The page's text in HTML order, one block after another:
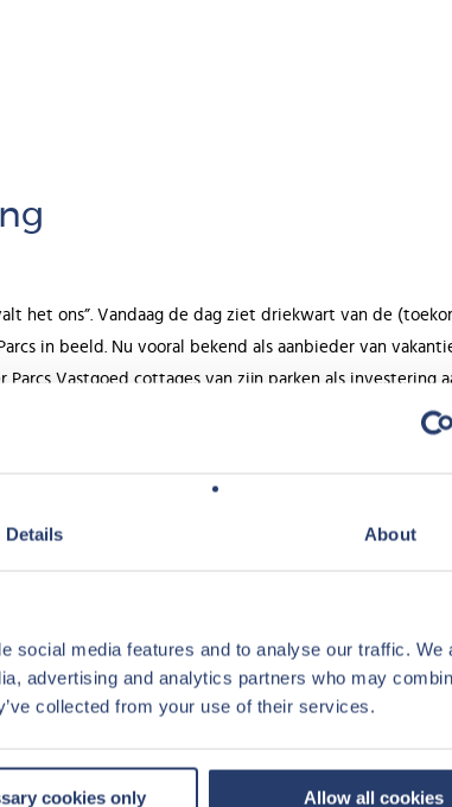
Details About
social media features and to analyse our traffic. We
advertising and analytics partners who may
collected from your use of their services.
cookies only Allow all cookies
het ons”. Vandaag de dag ziet driekwart van de
in beeld. Nu vooral bekend als aanbieder van
Vastgoed cottages van zijn parken als investering
van de investeringen gebruikt om de parken te
vastgoed en Center Parcs is de enige huurder van de
administratie en het onderhoud van uw cottage
ideale oplossing voor particuliere beleggers die op
de experts van Center Parcs Vastgoed uit. “Zo
7000 Center Parcs vakantiewoningen in heel Europa
euro gepland. De renovatie van het Duitse
de toekomst.